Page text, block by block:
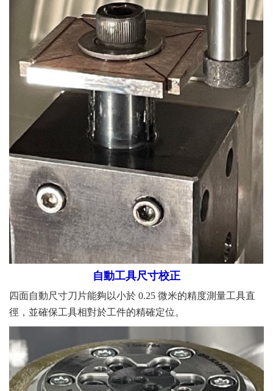
自動工具尺寸校正
四面自動尺寸刀片能夠以小於 0.25 微米的精度測量工具直
徑，並確保工具相對於工件的精確定位。